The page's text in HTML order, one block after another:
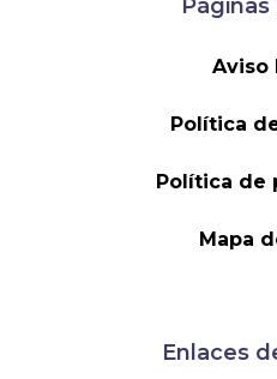
Aviso
Política
Política de
Mapa
Enlaces